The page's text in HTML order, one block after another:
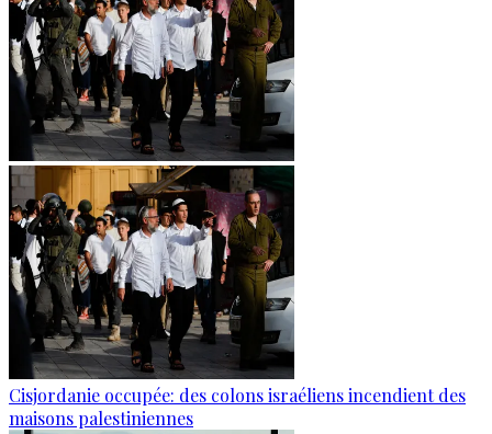
Cisjordanie occupée: des colons israéliens incendient des
maisons palestiniennes